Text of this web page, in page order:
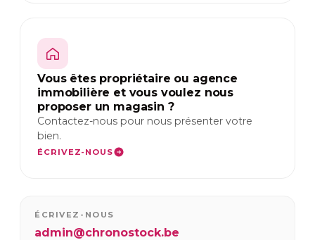
Vous êtes propriétaire ou agence
immobilière et vous voulez nous
proposer un magasin ?
Contactez-nous pour nous présenter votre
bien.
ÉCRIVEZ-NOUS
ÉCRIVEZ-NOUS
admin@chronostock.be